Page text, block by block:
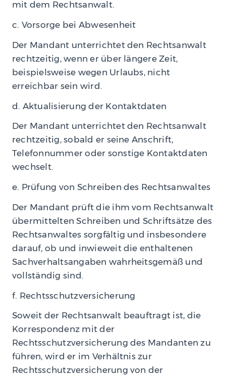
mit dem Rechtsanwalt.
c. Vorsorge bei Abwesenheit
Der Mandant unterrichtet den Rechtsanwalt
rechtzeitig, wenn er über längere Zeit,
beispielsweise wegen Urlaubs, nicht
erreichbar sein wird.
d. Aktualisierung der Kontaktdaten
Der Mandant unterrichtet den Rechtsanwalt
rechtzeitig, sobald er seine Anschrift,
Telefonnummer oder sonstige Kontaktdaten
wechselt.
e. Prüfung von Schreiben des Rechtsanwaltes
Der Mandant prüft die ihm vom Rechtsanwalt
übermittelten Schreiben und Schriftsätze des
Rechtsanwaltes sorgfältig und insbesondere
darauf, ob und inwieweit die enthaltenen
Sachverhaltsangaben wahrheitsgemäß und
vollständig sind.
f. Rechtsschutzversicherung
Soweit der Rechtsanwalt beauftragt ist, die
Korrespondenz mit der
Rechtsschutzversicherung des Mandanten zu
führen, wird er im Verhältnis zur
Rechtsschutzversicherung von der